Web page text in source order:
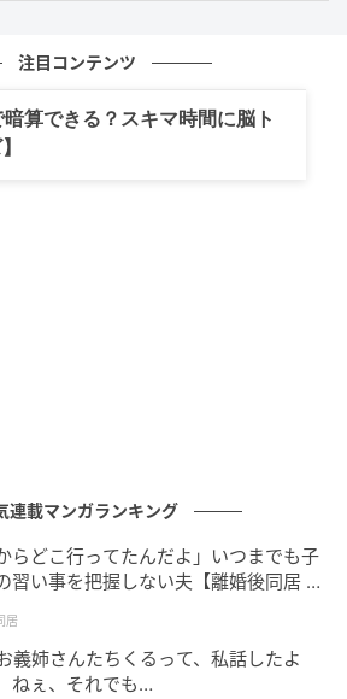
が少しラクになります。
とも出し合って、身近な言葉の由
さい。
クは、さまざまな場面でご利用い
ご提供、クイズイベントの構築
本初の「クイズの総合商社」で
ことなら何でもお気軽にご相談く
注目コンテンツ
算できる？スキマ時間に脳ト
連載マンガランキング
らどこ行ってたんだよ」いつまでも子
習い事を把握しない夫【離婚後同居 Vo
居
姉さんたちくるって、私話したよ
ぇ、それでも…